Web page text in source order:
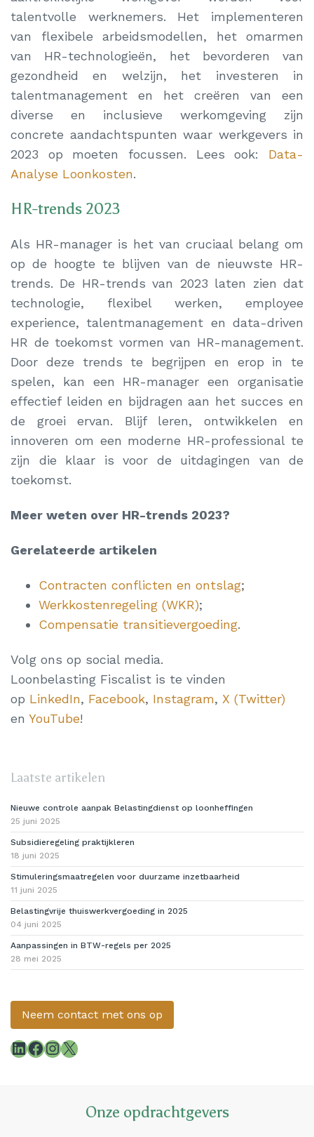
talentvolle werknemers. Het implementeren
van flexibele arbeidsmodellen, het omarmen
van HR-technologieën, het bevorderen van
gezondheid en welzijn, het investeren in
talentmanagement en het creëren van een
diverse en inclusieve werkomgeving zijn
concrete aandachtspunten waar werkgevers in
2023 op moeten focussen. Lees ook: Data-
Analyse Loonkosten.
HR-trends 2023
Als HR-manager is het van cruciaal belang om
op de hoogte te blijven van de nieuwste HR-
trends. De HR-trends van 2023 laten zien dat
technologie, flexibel werken, employee
experience, talentmanagement en data-driven
HR de toekomst vormen van HR-management.
Door deze trends te begrijpen en erop in te
spelen, kan een HR-manager een organisatie
effectief leiden en bijdragen aan het succes en
de groei ervan. Blijf leren, ontwikkelen en
innoveren om een moderne HR-professional te
zijn die klaar is voor de uitdagingen van de
toekomst.
Meer weten over HR-trends 2023?
Gerelateerde artikelen
Contracten conflicten en ontslag;
Werkkostenregeling (WKR);
Compensatie transitievergoeding.
Volg ons op social media.
Loonbelasting Fiscalist is te vinden
op LinkedIn, Facebook, Instagram, X (Twitter)
en YouTube!
Laatste artikelen
Nieuwe controle aanpak Belastingdienst op loonheffingen
25 juni 2025
Subsidieregeling praktijkleren
18 juni 2025
Stimuleringsmaatregelen voor duurzame inzetbaarheid
11 juni 2025
Belastingvrije thuiswerkvergoeding in 2025
04 juni 2025
Aanpassingen in BTW-regels per 2025
28 mei 2025
Neem contact met ons op
LinkedIn
Facebook
Instagram
X
Onze opdrachtgevers